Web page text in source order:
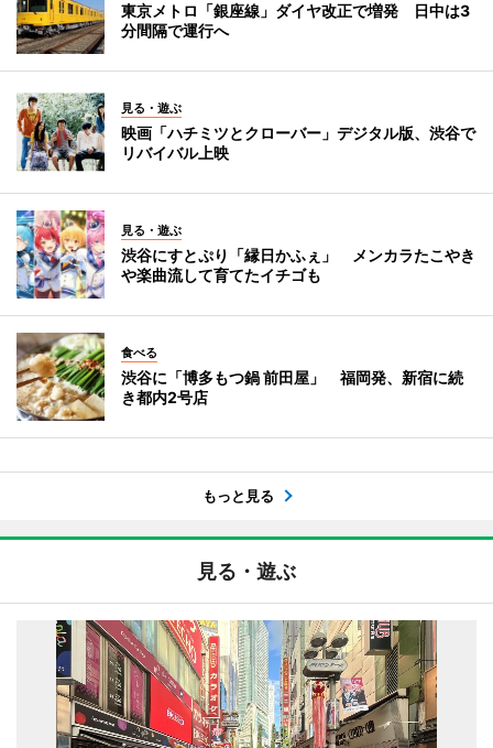
東京メトロ「銀座線」ダイヤ改正で増発 日中は3
分間隔で運行へ
見る・遊ぶ
映画「ハチミツとクローバー」デジタル版、渋谷で
リバイバル上映
見る・遊ぶ
渋谷にすとぷり「縁日かふぇ」 メンカラたこやき
や楽曲流して育てたイチゴも
食べる
渋谷に「博多もつ鍋 前田屋」 福岡発、新宿に続
き都内2号店
もっと見る
見る・遊ぶ